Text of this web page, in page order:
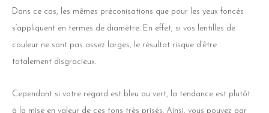
Dans ce cas, les mêmes préconisations que pour les yeux foncés
s’appliquent en termes de diamètre. En effet, si vos lentilles de
couleur ne sont pas assez larges, le résultat risque d’être
totalement disgracieux.
Cependant si votre regard est bleu ou vert, la tendance est plutôt
à la mise en valeur de ces tons très prisés. Ainsi, vous pouvez par